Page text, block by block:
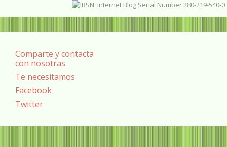
Comparte y contacta
con nosotras
Te necesitamos
Facebook
Twitter